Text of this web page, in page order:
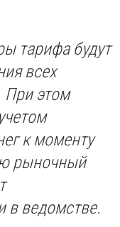
тарифа будут
всех
При этом
к моменту
рыночный
в ведомстве.